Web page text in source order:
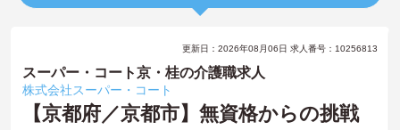
更新日：2026年08月06日 求人番号：10256813
スーパー・コート京・桂の介護職求人
株式会社スーパー・コート
【京都府／京都市】無資格からの挑戦